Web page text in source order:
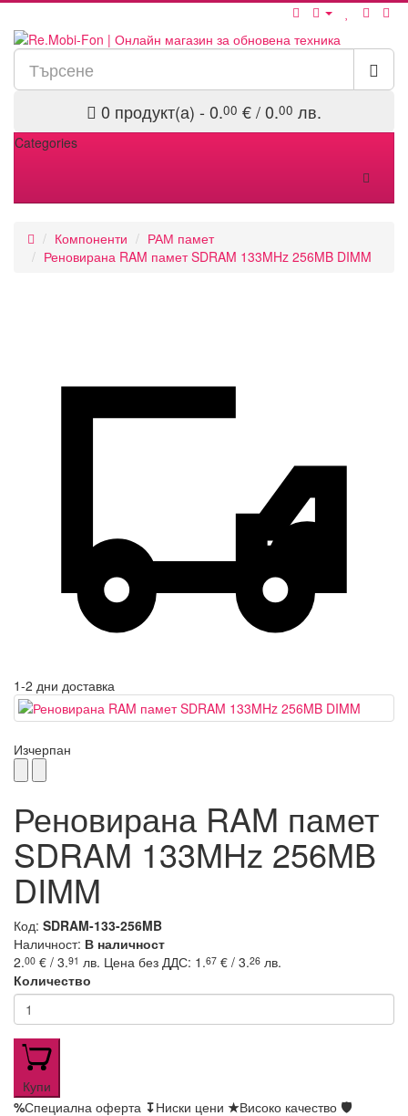
0 продукт(а) - 0.00 € / 0.00 лв.
Categories
Компоненти
РАМ памет
Реновирана RAM памет SDRAM 133MHz 256MB DIMM
1-2 дни доставка
Изчерпан
Реновирана RAM памет
SDRAM 133MHz 256MB
DIMM
Код: SDRAM-133-256MB
Наличност: В наличност
2.00 € / 3.91 лв. Цена без ДДС: 1.67 € / 3.26 лв.
Количество
Купи
%Специална оферта ↧Ниски цени ★Високо качество 🛡